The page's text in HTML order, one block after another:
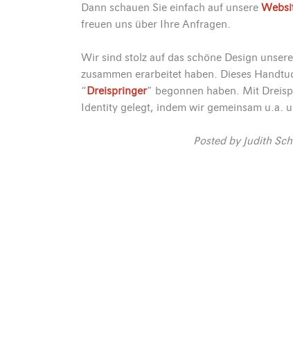
Dann schauen Sie einfach auf unsere
freuen uns über Ihre Anfragen.
Wir sind stolz auf das schöne Design
zusammen erarbeitet haben. Dieses
“Dreispringer” begonnen haben. Mit
Identity gelegt, indem wir gemeinsam u.a.
Posted by Judith